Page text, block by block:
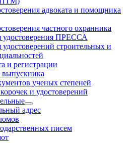
адвоката и помощника
частного охранника
удостоверения ПРЕССА
строительных и
и регистрации
ученых степеней
и удостоверений
адрес
писем